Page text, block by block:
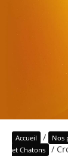
Accueil / Nos
et Chatons
/